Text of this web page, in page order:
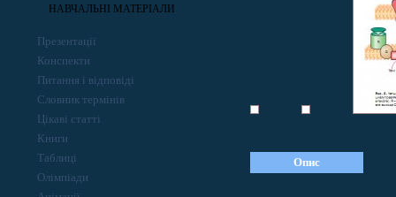
НАВЧАЛЬНІ МАТЕРІАЛИ
Презентації
Конспекти
Питання і відповіді
Словник термінів
Цікаві статті
Книги
Таблиці
Олімпіади
Опис